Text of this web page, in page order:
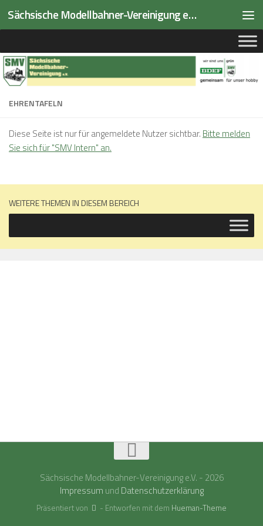
Zum Inhalt springen Sächsische Modellbahner-Vereinigung e.V.
EHRENTAFELN
Diese Seite ist nur für angemeldete Nutzer sichtbar. Bitte melden
Sie sich für "SMV Intern" an.
WEITERE THEMEN IN DIESEM BEREICH
Sächsische Modellbahner-Vereinigung e.V. - 2026
Impressum und Datenschutzerklärung
Präsentiert von - Entworfen mit dem Hueman-Theme